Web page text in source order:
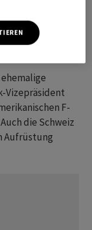
zum
Vizepräsident
F-
die Schweiz
Aufrüstung